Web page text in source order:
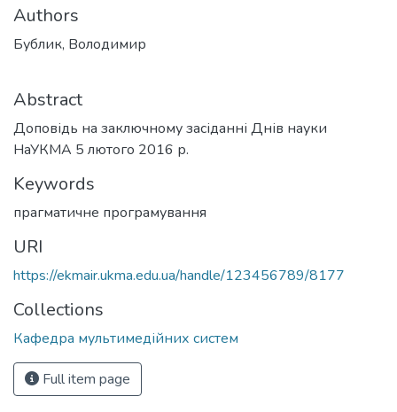
Authors
Бублик, Володимир
Abstract
Доповідь на заключному засіданні Днів науки
НаУКМА 5 лютого 2016 р.
Keywords
прагматичне програмування
URI
https://ekmair.ukma.edu.ua/handle/123456789/8177
Collections
Кафедра мультимедійних систем
Full item page